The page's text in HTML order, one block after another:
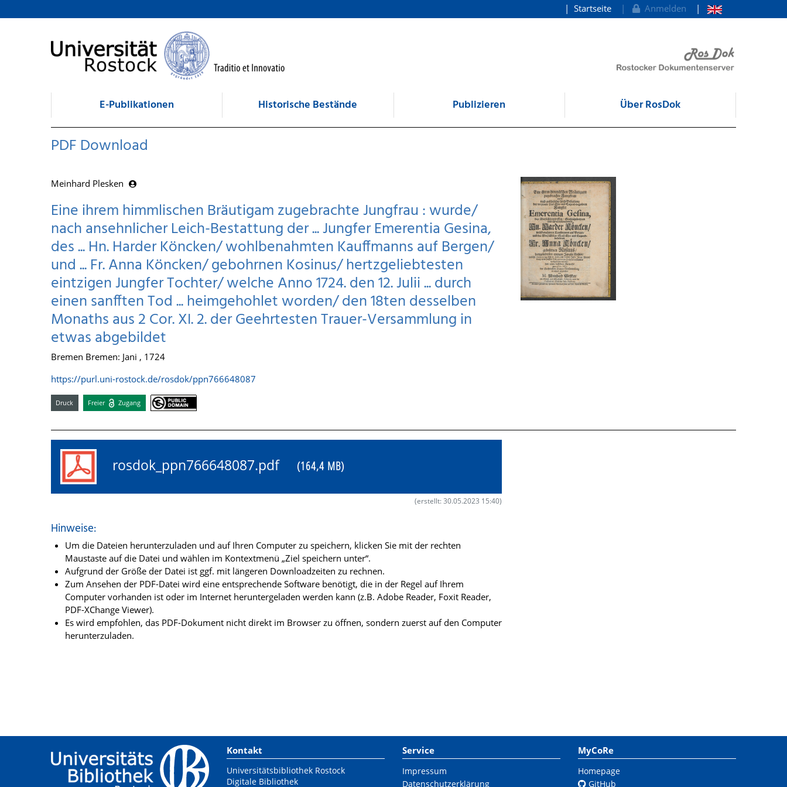
zum Inhalt
Startseite Anmelden
E-Publikationen Historische Bestände Publizieren Über RosDok
PDF Download
Meinhard Plesken
Eine ihrem himmlischen Bräutigam zugebrachte Jungfrau : wurde/
nach ansehnlicher Leich-Bestattung der ... Jungfer Emerentia Gesina,
des ... Hn. Harder Köncken/ wohlbenahmten Kauffmanns auf Bergen/
und ... Fr. Anna Köncken/ gebohrnen Kosinus/ hertzgeliebtesten
eintzigen Jungfer Tochter/ welche Anno 1724. den 12. Julii ... durch
einen sanfften Tod ... heimgehohlet worden/ den 18ten desselben
Monaths aus 2 Cor. XI. 2. der Geehrtesten Trauer-Versammlung in
etwas abgebildet
Bremen Bremen: Jani , 1724
https://purl.uni-rostock.de/rosdok/ppn766648087
Druck Freier Zugang
rosdok_ppn766648087.pdf (164,4 MB)
(erstellt: 30.05.2023 15:40)
Hinweise:
Um die Dateien herunterzuladen und auf Ihren Computer zu speichern, klicken Sie mit der rechten
Maustaste auf die Datei und wählen im Kontextmenü „Ziel speichern unter“.
Aufgrund der Größe der Datei ist ggf. mit längeren Downloadzeiten zu rechnen.
Zum Ansehen der PDF-Datei wird eine entsprechende Software benötigt, die in der Regel auf Ihrem
Computer vorhanden ist oder im Internet heruntergeladen werden kann (z.B. Adobe Reader, Foxit Reader,
PDF-XChange Viewer).
Es wird empfohlen, das PDF-Dokument nicht direkt im Browser zu öffnen, sondern zuerst auf den Computer
herunterzuladen.
Kontakt
Universitätsbibliothek Rostock
Digitale Bibliothek
Service
Impressum
Datenschutzerklärung
MyCoRe
Homepage
GitHub